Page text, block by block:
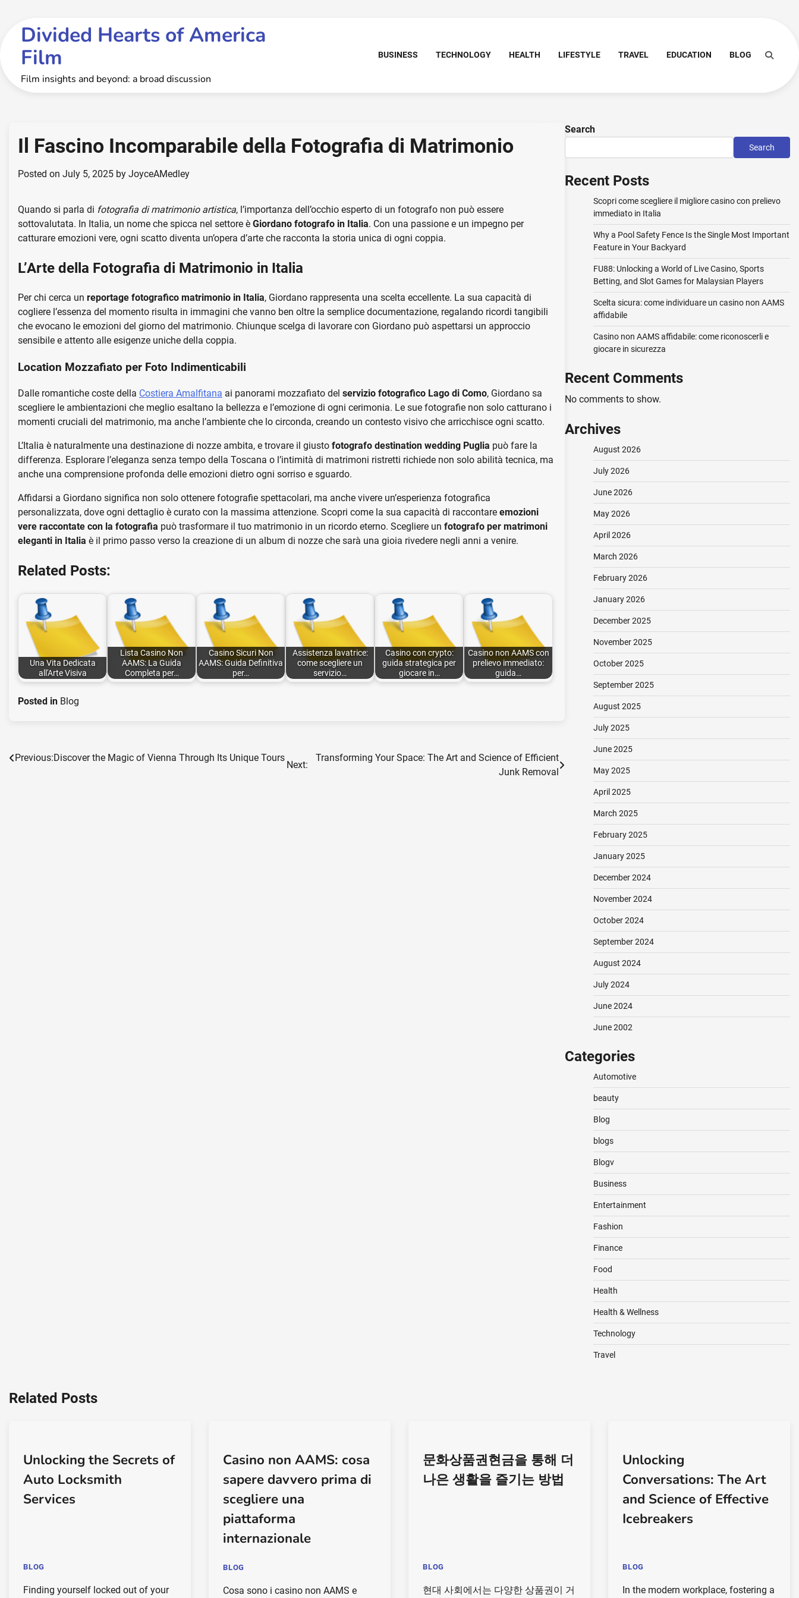
contentDivided Hearts of America
Film
Film insights and beyond: a broad discussion
BUSINESS TECHNOLOGY HEALTH LIFESTYLE TRAVEL EDUCATION BLOG
Il Fascino Incomparabile della Fotografia di Matrimonio
Posted on July 5, 2025 by JoyceAMedley
Quando si parla di fotografia di matrimonio artistica, l’importanza dell’occhio esperto di un fotografo non può essere
sottovalutata. In Italia, un nome che spicca nel settore è Giordano fotografo in Italia. Con una passione e un impegno per
catturare emozioni vere, ogni scatto diventa un’opera d’arte che racconta la storia unica di ogni coppia.
L’Arte della Fotografia di Matrimonio in Italia
Per chi cerca un reportage fotografico matrimonio in Italia, Giordano rappresenta una scelta eccellente. La sua capacità di
cogliere l’essenza del momento risulta in immagini che vanno ben oltre la semplice documentazione, regalando ricordi tangibili
che evocano le emozioni del giorno del matrimonio. Chiunque scelga di lavorare con Giordano può aspettarsi un approccio
sensibile e attento alle esigenze uniche della coppia.
Location Mozzafiato per Foto Indimenticabili
Dalle romantiche coste della Costiera Amalfitana ai panorami mozzafiato del servizio fotografico Lago di Como, Giordano sa
scegliere le ambientazioni che meglio esaltano la bellezza e l’emozione di ogni cerimonia. Le sue fotografie non solo catturano i
momenti cruciali del matrimonio, ma anche l’ambiente che lo circonda, creando un contesto visivo che arricchisce ogni scatto.
L’Italia è naturalmente una destinazione di nozze ambita, e trovare il giusto fotografo destination wedding Puglia può fare la
differenza. Esplorare l’eleganza senza tempo della Toscana o l’intimità di matrimoni ristretti richiede non solo abilità tecnica, ma
anche una comprensione profonda delle emozioni dietro ogni sorriso e sguardo.
Affidarsi a Giordano significa non solo ottenere fotografie spettacolari, ma anche vivere un’esperienza fotografica
personalizzata, dove ogni dettaglio è curato con la massima attenzione. Scopri come la sua capacità di raccontare emozioni
vere raccontate con la fotografia può trasformare il tuo matrimonio in un ricordo eterno. Scegliere un fotografo per matrimoni
eleganti in Italia è il primo passo verso la creazione di un album di nozze che sarà una gioia rivedere negli anni a venire.
Related Posts:
Una Vita Dedicata
all'Arte Visiva
Lista Casino Non
AAMS: La Guida
Completa per…
Casino Sicuri Non
AAMS: Guida Definitiva
per…
Assistenza lavatrice:
come scegliere un
servizio…
Casino con crypto:
guida strategica per
giocare in…
Casino non AAMS con
prelievo immediato:
guida…
Posted in Blog
Post
Previous:Discover the Magic of Vienna Through Its Unique Tours
Next:
Transforming Your Space: The Art and Science of Efficient
Junk Removal
Search
Search
Recent Posts
Scopri come scegliere il migliore casino con prelievo
immediato in Italia
Why a Pool Safety Fence Is the Single Most Important
Feature in Your Backyard
FU88: Unlocking a World of Live Casino, Sports
Betting, and Slot Games for Malaysian Players
Scelta sicura: come individuare un casino non AAMS
affidabile
Casino non AAMS affidabile: come riconoscerli e
giocare in sicurezza
Recent Comments
No comments to show.
Archives
August 2026
July 2026
June 2026
May 2026
April 2026
March 2026
February 2026
January 2026
December 2025
November 2025
October 2025
September 2025
August 2025
July 2025
June 2025
May 2025
April 2025
March 2025
February 2025
January 2025
December 2024
November 2024
October 2024
September 2024
August 2024
July 2024
June 2024
June 2002
Categories
Automotive
beauty
Blog
blogs
Blogv
Business
Entertainment
Fashion
Finance
Food
Health
Health & Wellness
Technology
Travel
Related Posts
Unlocking the Secrets of
Auto Locksmith
Services
BLOG
Finding yourself locked out of your
Casino non AAMS: cosa
sapere davvero prima di
scegliere una
piattaforma
internazionale
BLOG
Cosa sono i casino non AAMS e
문화상품권현금을 통해 더
나은 생활을 즐기는 방법
BLOG
현대 사회에서는 다양한 상품권이 거
Unlocking
Conversations: The Art
and Science of Effective
Icebreakers
BLOG
In the modern workplace, fostering a